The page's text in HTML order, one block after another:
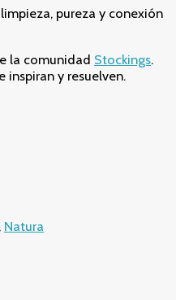
pureza y conexión
la comunidad Stockings.
inspiran y resuelven.
, Natura